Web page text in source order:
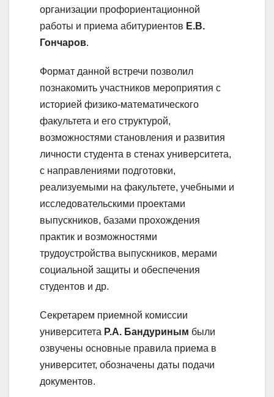
организации профориентационной
работы и приема абитуриентов Е.В.
Гончаров.
Формат данной встречи позволил
познакомить участников мероприятия с
историей физико-математического
факультета и его структурой,
возможностями становления и развития
личности студента в стенах университета,
с направлениями подготовки,
реализуемыми на факультете, учебными и
исследовательскими проектами
выпускников, базами прохождения
практик и возможностями
трудоустройства выпускников, мерами
социальной защиты и обеспечения
студентов и др.
Секретарем приемной комиссии
университета Р.А. Бандуриным были
озвучены основные правила приема в
университет, обозначены даты подачи
документов.